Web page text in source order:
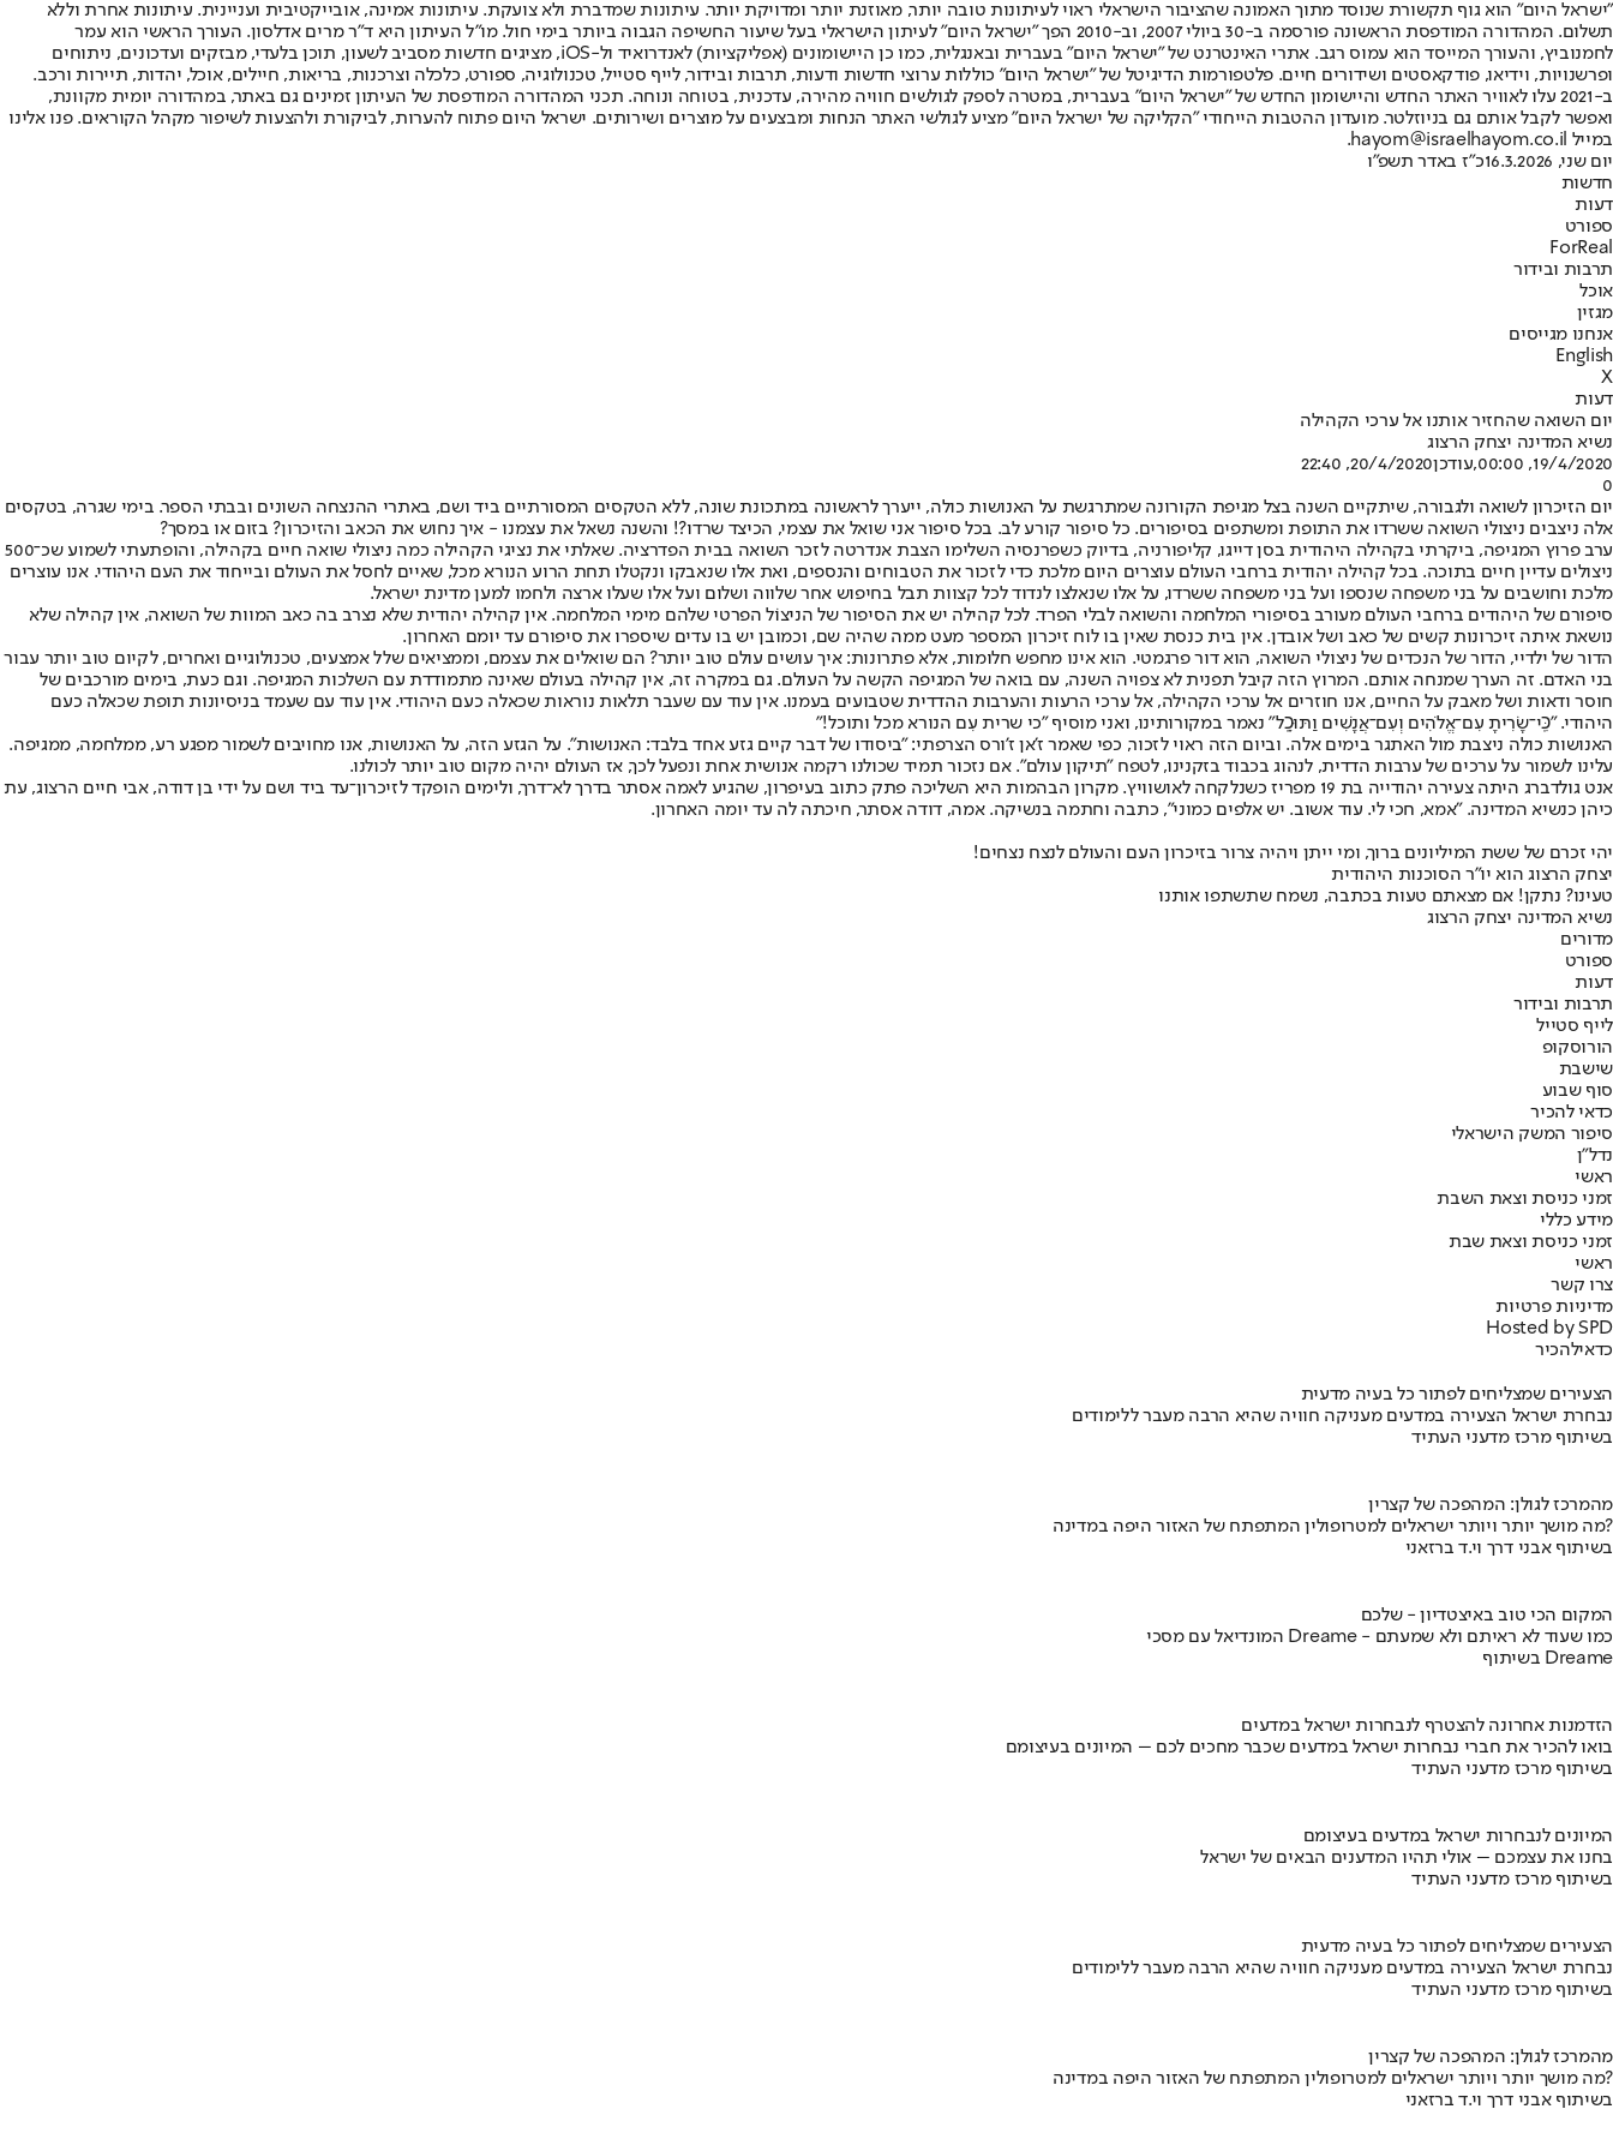
"ישראל היום" הוא גוף תקשורת שנוסד מתוך האמונה שהציבור הישראלי ראוי לעיתונות טובה יותר, מאוזנת יותר ומדויקת יותר. עיתונות שמדברת ולא צועקת. עיתונות אמינה, אובייקטיבית ועניינית. עיתונות אחרת וללא
תשלום. המהדורה המודפסת הראשונה פורסמה ב-30 ביולי 2007, וב-2010 הפך "ישראל היום" לעיתון הישראלי בעל שיעור החשיפה הגבוה ביותר בימי חול. מו"ל העיתון היא ד"ר מרים אדלסון. העורך הראשי הוא עמר
לחמנוביץ, והעורך המייסד הוא עמוס רגב. אתרי האינטרנט של "ישראל היום" בעברית ובאנגלית, כמו כן היישומונים (אפליקציות) לאנדרואיד ול-iOS, מציגים חדשות מסביב לשעון, תוכן בלעדי, מבזקים ועדכונים, ניתוחים
ופרשנויות, וידיאו, פודקאסטים ושידורים חיים. פלטפורמות הדיגיטל של "ישראל היום" כוללות ערוצי חדשות ודעות, תרבות ובידור, לייף סטייל, טכנולוגיה, ספורט, כלכלה וצרכנות, בריאות, חיילים, אוכל, יהדות, תיירות ורכב.
ב-2021 עלו לאוויר האתר החדש והיישומון החדש של "ישראל היום" בעברית, במטרה לספק לגולשים חוויה מהירה, עדכנית, בטוחה ונוחה. תכני המהדורה המודפסת של העיתון זמינים גם באתר, במהדורה יומית מקוונת,
ואפשר לקבל אותם גם בניוזלטר. מועדון ההטבות הייחודי "הקליקה של ישראל היום" מציע לגולשי האתר הנחות ומבצעים על מוצרים ושירותים. ישראל היום פתוח להערות, לביקורת ולהצעות לשיפור מקהל הקוראים. פנו אלינו
במייל hayom@israelhayom.co.il.
יום שני, 16.3.2026
כ"ז באדר תשפ"ו
חדשות
דעות
ספורט
ForReal
תרבות ובידור
אוכל
מגזין
אנחנו מגייסים
English
X
דעות
יום השואה שהחזיר אותנו אל ערכי הקהילה
נשיא המדינה יצחק הרצוג
19/4/2020, 00:00
,עודכן20/4/2020, 22:40
0
יום הזיכרון לשואה ולגבורה, שיתקיים השנה בצל מגיפת הקורונה שמתרגשת על האנושות כולה, ייערך לראשונה במתכונת שונה, ללא הטקסים המסורתיים ביד ושם, באתרי ההנצחה השונים ובבתי הספר. בימי שגרה, בטקסים
אלה ניצבים ניצולי השואה ששרדו את התופת ומשתפים בסיפורים. כל סיפור קורע לב. בכל סיפור אני שואל את עצמי, הכיצד שרדו?! והשנה נשאל את עצמנו - איך נחוש את הכאב והזיכרון? בזום או במסך?
ערב פרוץ המגיפה, ביקרתי בקהילה היהודית בסן דייגו, קליפורניה, בדיוק כשפרנסיה השלימו הצבת אנדרטה לזכר השואה בבית הפדרציה. שאלתי את נציגי הקהילה כמה ניצולי שואה חיים בקהילה, והופתעתי לשמוע שכ־500
ניצולים עדיין חיים בתוכה. בכל קהילה יהודית ברחבי העולם עוצרים היום מלכת כדי לזכור את הטבוחים והנספים, ואת אלו שנאבקו ונקטלו תחת הרוע הנורא מכל, שאיים לחסל את העולם ובייחוד את העם היהודי. אנו עוצרים
מלכת וחושבים על בני משפחה שנספו ועל בני משפחה ששרדו, על אלו שנאלצו לנדוד לכל קצוות תבל בחיפוש אחר שלווה ושלום ועל אלו שעלו ארצה ולחמו למען מדינת ישראל.
סיפורם של היהודים ברחבי העולם מעורב בסיפורי המלחמה והשואה לבלי הפרד. לכל קהילה יש את הסיפור של הניצוֹל הפרטי שלהם מימי המלחמה. אין קהילה יהודית שלא נצרב בה כאב המוות של השואה, אין קהילה שלא
נושאת איתה זיכרונות קשים של כאב ושל אובדן. אין בית כנסת שאין בו לוח זיכרון המספר מעט ממה שהיה שם, וכמובן יש בו עדים שיספרו את סיפורם עד יומם האחרון.
הדור של ילדיי, הדור של הנכדים של ניצולי השואה, הוא דור פרגמטי. הוא אינו מחפש חלומות, אלא פתרונות: איך עושים עולם טוב יותר? הם שואלים את עצמם, וממציאים שלל אמצעים, טכנולוגיים ואחרים, לקיום טוב יותר עבור
בני האדם. זה הערך שמנחה אותם. המרוץ הזה קיבל תפנית לא צפויה השנה, עם בואה של המגיפה הקשה על העולם. גם במקרה זה, אין קהילה בעולם שאינה מתמודדת עם השלכות המגיפה. וגם כעת, בימים מורכבים של
חוסר ודאות ושל מאבק על החיים, אנו חוזרים אל ערכי הקהילה, אל ערכי הרעות והערבות ההדדית שטבועים בעמנו. אין עוד עם שעבר תלאות נוראות שכאלה כעם היהודי. אין עוד עם שעמד בניסיונות תופת שכאלה כעם
היהודי. "כִּֽי־שָׂרִיתָ עִם־אֱלֹהִים וְעִם־אֲנָשִׁים וַתּוּכָֽל" נאמר במקורותינו, ואני מוסיף "כי שרית עִם הנורא מכל ותוכל!"
האנושות כולה ניצבת מול האתגר בימים אלה. וביום הזה ראוי לזכור, כפי שאמר ז'אן ז'ורס הצרפתי: "ביסודו של דבר קיים גזע אחד בלבד: האנושות". על הגזע הזה, על האנושות, אנו מחויבים לשמור מפגע רע, ממלחמה, ממגיפה.
עלינו לשמור על ערכים של ערבות הדדית, לנהוג בכבוד בזקנינו, לטפח "תיקון עולם". אם נזכור תמיד שכולנו רקמה אנושית אחת ונפעל לכך, אז העולם יהיה מקום טוב יותר לכולנו.
אנט גולדברג היתה צעירה יהודייה בת 19 מפריז כשנלקחה לאושוויץ. מקרון הבהמות היא השליכה פתק כתוב בעיפרון, שהגיע לאמה אסתר בדרך לא־דרך, ולימים הופקד לזיכרון־עד ביד ושם על ידי בן דודה, אבי חיים הרצוג, עת
כיהן כנשיא המדינה. "אמא, חכי לי. עוד אשוב. יש אלפים כמוני", כתבה וחתמה בנשיקה. אמה, דודה אסתר, חיכתה לה עד יומה האחרון.
יהי זכרם של ששת המיליונים ברוך, ומי ייתן ויהיה צרור בזיכרון העם והעולם לנצח נצחים!
יצחק הרצוג הוא יו"ר הסוכנות היהודית
טעינו? נתקן! אם מצאתם טעות בכתבה, נשמח שתשתפו אותנו
נשיא המדינה יצחק הרצוג
מדורים
ספורט
דעות
תרבות ובידור
לייף סטייל
הורוסקופ
שישבת
סוף שבוע
כדאי להכיר
סיפור המשק הישראלי
נדל"ן
ראשי
זמני כניסת וצאת השבת
מידע כללי
זמני כניסת וצאת שבת
ראשי
צרו קשר
מדיניות פרטיות
Hosted by SPD
כדאילהכיר
הצעירים שמצליחים לפתור כל בעיה מדעית
נבחרת ישראל הצעירה במדעים מעניקה חוויה שהיא הרבה מעבר ללימודים
בשיתוף מרכז מדעני העתיד
מהמרכז לגולן: המהפכה של קצרין
מה מושך יותר ויותר ישראלים למטרופולין המתפתח של האזור היפה במדינה?
בשיתוף אבני דרך וי.ד ברזאני
המקום הכי טוב באיצטדיון - שלכם
המונדיאל עם מסכי Dreame - כמו שעוד לא ראיתם ולא שמעתם
בשיתוף Dreame
הזדמנות אחרונה להצטרף לנבחרות ישראל במדעים
בואו להכיר את חברי נבחרות ישראל במדעים שכבר מחכים לכם – המיונים בעיצומם
בשיתוף מרכז מדעני העתיד
המיונים לנבחרות ישראל במדעים בעיצומם
בחנו את עצמכם – אולי תהיו המדענים הבאים של ישראל
בשיתוף מרכז מדעני העתיד
הצעירים שמצליחים לפתור כל בעיה מדעית
נבחרת ישראל הצעירה במדעים מעניקה חוויה שהיא הרבה מעבר ללימודים
בשיתוף מרכז מדעני העתיד
מהמרכז לגולן: המהפכה של קצרין
מה מושך יותר ויותר ישראלים למטרופולין המתפתח של האזור היפה במדינה?
בשיתוף אבני דרך וי.ד ברזאני